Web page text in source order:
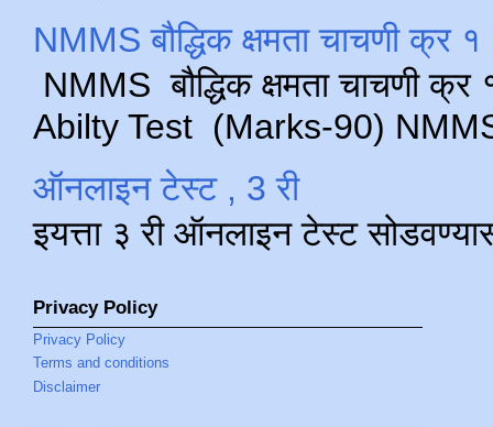
NMMS बौद्धिक क्षमता चाचणी क्र
NMMS बौद्धिक क्षमता चाचणी
Abilty Test (Marks-90) NMMS
ऑनलाइन टेस्ट , 3 री
इयत्ता ३ री ऑनलाइन टेस्ट
Privacy Policy
Privacy Policy
Terms and conditions
Disclaimer